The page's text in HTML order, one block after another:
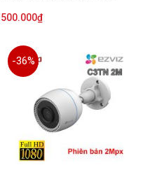
500.000₫
-36%